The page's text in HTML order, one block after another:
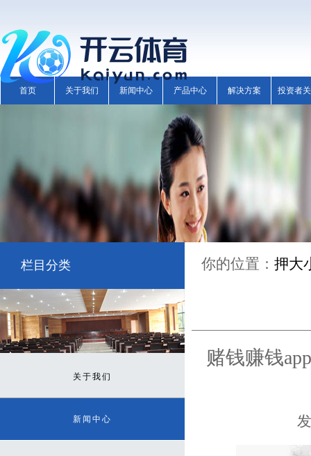
首页 关于我们 新闻中心 产品中心 解决方案 投资者
栏目分类
关于我们
新闻中心
你的位置： 押大
赌钱赚钱